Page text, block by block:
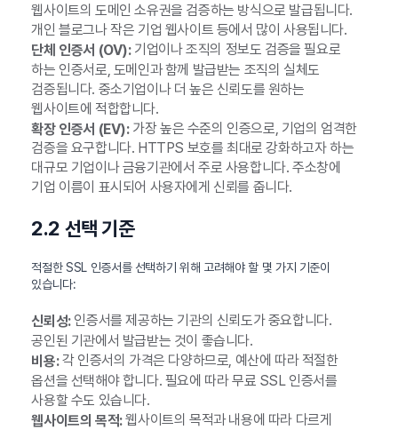
웹사이트의 도메인 소유권을 검증하는 방식으로 발급됩니다.
개인 블로그나 작은 기업 웹사이트 등에서 많이 사용됩니다.
단체 인증서 (OV):기업이나 조직의 정보도 검증을 필요로
하는 인증서로, 도메인과 함께 발급받는 조직의 실체도
검증됩니다. 중소기업이나 더 높은 신뢰도를 원하는
웹사이트에 적합합니다.
확장 인증서 (EV):가장 높은 수준의 인증으로, 기업의 엄격한
검증을 요구합니다. HTTPS 보호를 최대로 강화하고자 하는
대규모 기업이나 금융기관에서 주로 사용합니다. 주소창에
기업 이름이 표시되어 사용자에게 신뢰를 줍니다.
2.2 선택 기준
적절한 SSL 인증서를 선택하기 위해 고려해야 할 몇 가지 기준이
있습니다:
신뢰성:인증서를 제공하는 기관의 신뢰도가 중요합니다.
공인된 기관에서 발급받는 것이 좋습니다.
비용:각 인증서의 가격은 다양하므로, 예산에 따라 적절한
옵션을 선택해야 합니다. 필요에 따라 무료 SSL 인증서를
사용할 수도 있습니다.
웹사이트의 목적:웹사이트의 목적과 내용에 따라 다르게